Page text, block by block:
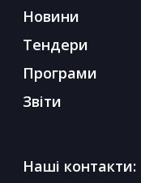
Новини
Тендери
Програми
Звіти
Наші контакти: